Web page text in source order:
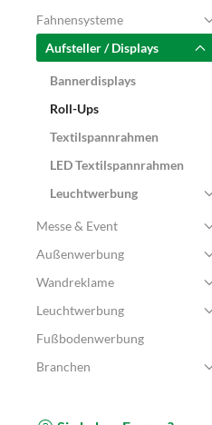
Fahnensysteme
Aufsteller / Displays
Bannerdisplays
Roll-Ups
Textilspannrahmen
LED Textilspannrahmen
Leuchtwerbung
Messe & Event
Außenwerbung
Wandreklame
Leuchtwerbung
Fußbodenwerbung
Branchen